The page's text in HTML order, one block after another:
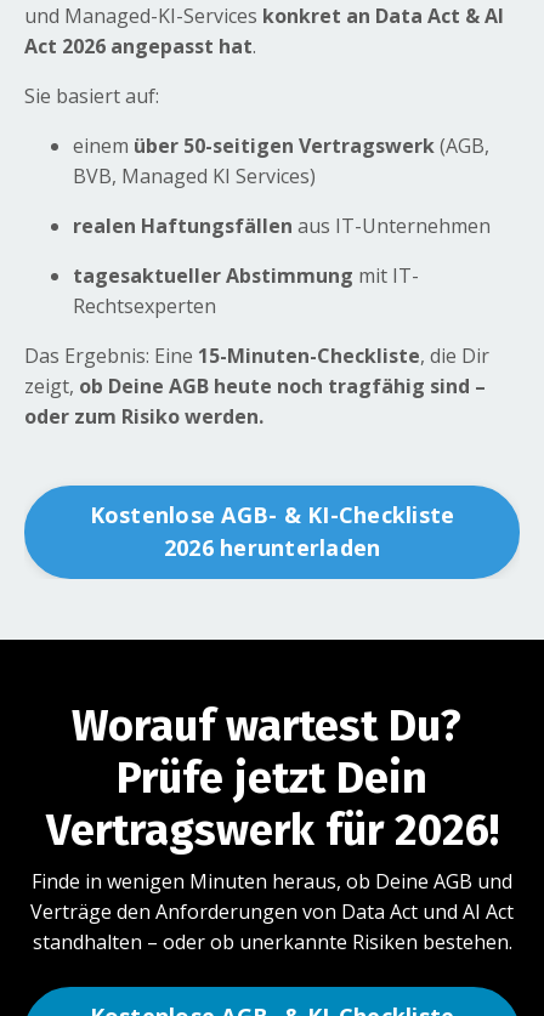
und Managed-KI-Services konkret an Data Act & AI
Act 2026 angepasst hat.
Sie basiert auf:
einem über 50-seitigen Vertragswerk(AGB,
BVB, Managed KI Services)
realen Haftungsfällen aus IT-Unternehmen
tagesaktueller Abstimmung mit IT-
Rechtsexperten
Das Ergebnis: Eine 15-Minuten-Checkliste, die Dir
zeigt, ob Deine AGB heute noch tragfähig sind –
oder zum Risiko werden.
Kostenlose AGB- & KI-Checkliste
2026 herunterladen
Worauf wartest Du?
Prüfe jetzt Dein
Vertragswerk für 2026!
Finde in wenigen Minuten heraus, ob Deine AGB und
Verträge den Anforderungen von Data Act und AI Act
standhalten – oder ob unerkannte Risiken bestehen.